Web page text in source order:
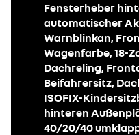
Fensterheber
automatischer
Warnblinkan,
Wagenfarbe, 18-
Dachreling,
Beifahrersitz,
ISOFIX-
hinteren
40/20/40